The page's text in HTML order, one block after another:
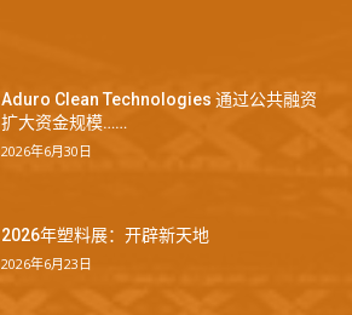
Aduro Clean Technologies 通过公共融资
扩大资金规模……
2026年6月30日
2026年塑料展：开辟新天地
2026年6月23日